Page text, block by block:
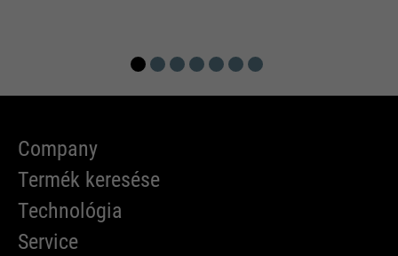
Company
Termék keresése
Technológia
Service